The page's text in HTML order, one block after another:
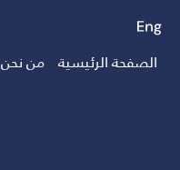
الصفحة الرئيسية من نحن